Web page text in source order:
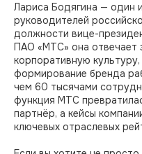
Лариса Бодягина — один
руководителей
должности вице-
ПАО «МТС» она отвечает
корпоративную
формирование бренда
чем 60 тысячами
функция МТС
партнёр, а кейсы
ключевых отраслевых